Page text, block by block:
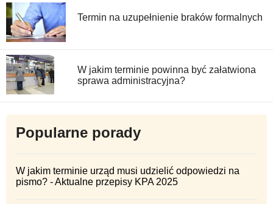
Termin na uzupełnienie braków formalnych
W jakim terminie powinna być załatwiona
sprawa administracyjna?
Popularne porady
W jakim terminie urząd musi udzielić odpowiedzi na
pismo? - Aktualne przepisy KPA 2025